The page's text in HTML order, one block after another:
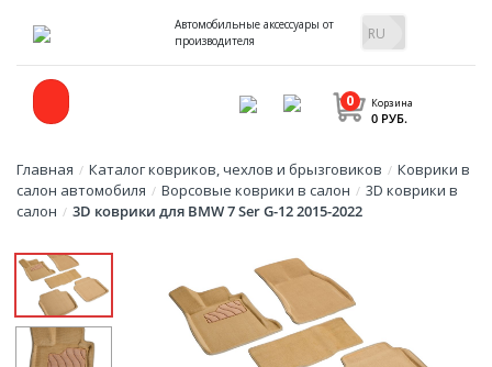
Автомобильные аксессуары от
производителя
Корзина
0
0 РУБ.
Главная / Каталог ковриков, чехлов и брызговиков / Коврики в
салон автомобиля / Ворсовые коврики в салон / 3D коврики в
салон / 3D коврики для BMW 7 Ser G-12 2015-2022